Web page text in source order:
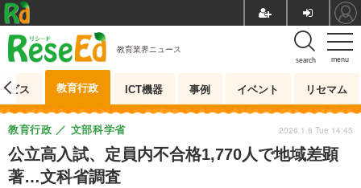
menu
search
教育業界ニュース
ビス 教育行政 ICT機器 事例 イベント リセマム
公立高入試、定員内不合格1,770人で地域差顕
著…文科省調査
教育行政 文部科学省 2026.1.6 Tue 14:45